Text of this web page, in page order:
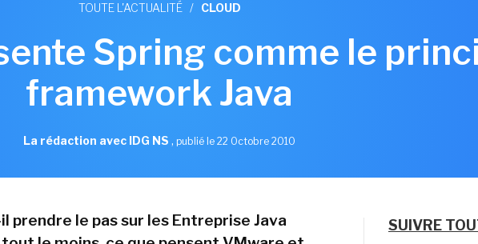
TOUTE L'ACTUALITÉ / CLOUD
Spring comme le
framework Java
La rédaction avec IDG NS , publié le 22 Octobre 2010
prendre le pas sur les Entreprise Java
SUIVRE